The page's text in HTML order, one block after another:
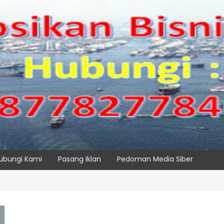
Kami Pasang Iklan Pedoman Media Siber